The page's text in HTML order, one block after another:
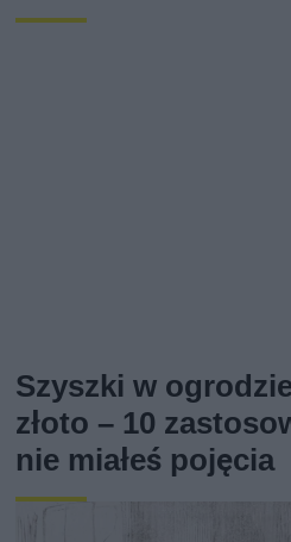
Szyszki w
złoto – 10
nie miałeś pojęcia